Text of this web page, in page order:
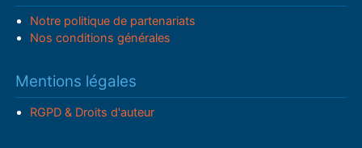
Notre politique de partenariats
Nos conditions générales
Mentions légales
RGPD & Droits d'auteur